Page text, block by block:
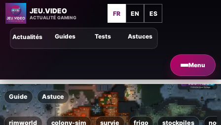
JEU.VIDEO
ACTUALITÉ GAMING
FR EN ES
Menu
Astuces
Guides Tests
Actualités
Guide Astuce
rimworld colony-sim survie frigo stockpiles